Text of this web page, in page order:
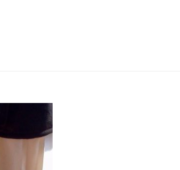
Añadir
a la
lista
deseos